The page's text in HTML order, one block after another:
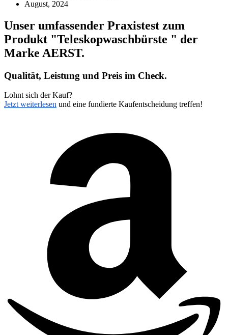
August, 2024
Unser umfassender Praxistest zum
Produkt "Teleskopwaschbürste " der
Marke AERST.
Qualität, Leistung und Preis im Check.
Lohnt sich der Kauf?
Jetzt weiterlesen und eine fundierte Kaufentscheidung treffen!